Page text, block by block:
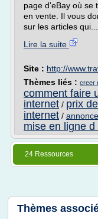
page d'eBay où se
en vente. Il vous
sur les articles qui...
Lire la suite
Site : http://
Thèmes liés : creer
comment faire
internet / prix
internet /
mise en ligne
24 Ressources
Thèmes